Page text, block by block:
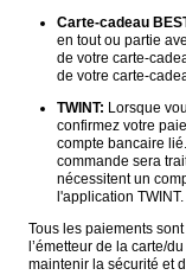
Carte-cadeau
en tout ou partie
de votre carte-
de votre carte-
TWINT: Lorsque
confirmez votre
compte bancaire
commande sera
nécessitent un
l'application TWINT.
Tous les paiements
l’émetteur de la carte/
maintenir la sécurité et